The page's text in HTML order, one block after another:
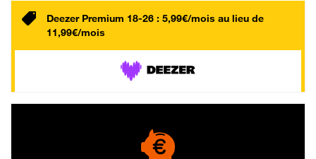
Deezer Premium 18-26 : 5,99€/mois au lieu de
11,99€/mois